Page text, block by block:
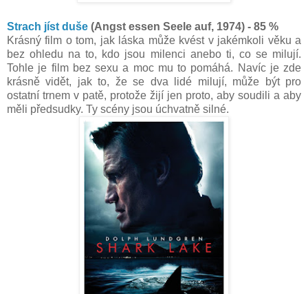
Strach jíst duše (Angst essen Seele auf, 1974) - 85 %
Krásný film o tom, jak láska může kvést v jakémkoli věku a
bez ohledu na to, kdo jsou milenci anebo ti, co se milují.
Tohle je film bez sexu a moc mu to pomáhá. Navíc je zde
krásně vidět, jak to, že se dva lidé milují, může být pro
ostatní trnem v patě, protože žijí jen proto, aby soudili a aby
měli předsudky. Ty scény jsou úchvatně silné.